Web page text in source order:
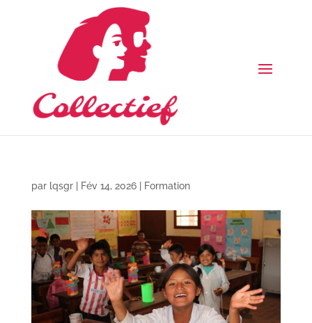
par lqsgr| Fév 14, 2026| Formation